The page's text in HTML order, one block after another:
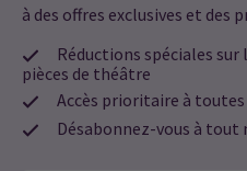
à des offres exclusives et des
Réductions spéciales
pièces de théâtre
Accès prioritaire à
Désabonnez-vous à